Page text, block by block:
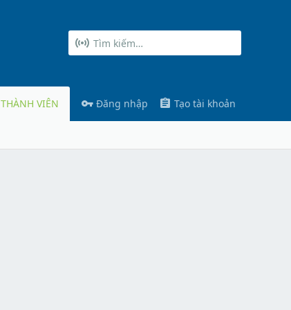
THÀNH VIÊN Đăng nhập Tạo tài khoản